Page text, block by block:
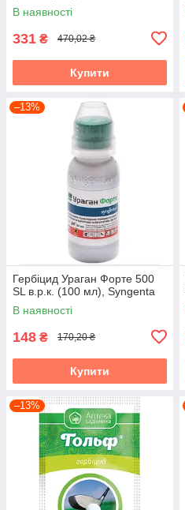
В наявності
331 ₴ 470,02 ₴
Купити
–13%
Гербіцид Ураган Форте 500
SL в.р.к. (100 мл), Syngenta
В наявності
148 ₴ 170,20 ₴
Купити
–13%